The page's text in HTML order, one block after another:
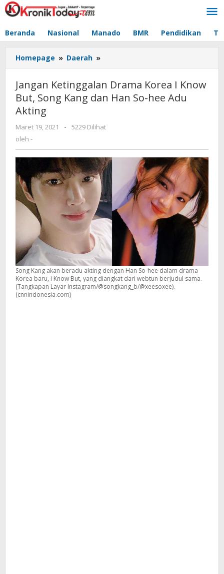
Lewati
ke
Beranda Nasional Manado BMR Pendidikan
Homepage » Daerah »
Ketinggalan
Korea
I
Song
dan
Han
So-
hee
Adu
Akting
Jangan Ketinggalan Drama Korea I Know
But, Song Kang dan Han So-hee Adu
Akting
Maret 19, 2021
oleh
-
5229 Dilihat
oleh -
Song Kang akan beradu akting dengan Han So-hee dalam drama
Korea baru, I Know But, yang diangkat dari webtun berjudul sama.
(Tangkapan Layar Instagram/@songkang_b/@xeesoxee).
(cnnindonesia.com)